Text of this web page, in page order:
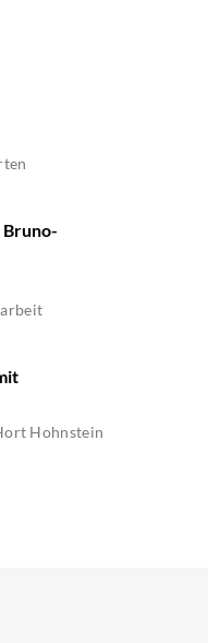
Hohnstein